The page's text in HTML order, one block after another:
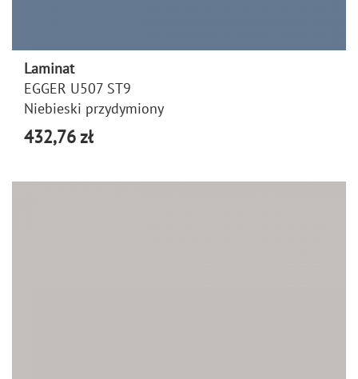
Laminat
EGGER U507 ST9
Niebieski przydymiony
432,76 zł